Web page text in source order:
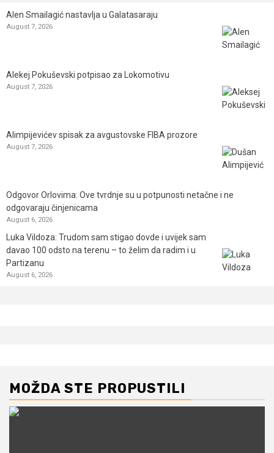
Alen Smailagić nastavlja u Galatasaraju
August 7, 2026
Alekej Pokuševski potpisao za Lokomotivu
August 7, 2026
Alimpijevićev spisak za avgustovske FIBA prozore
August 7, 2026
Odgovor Orlovima: ​Ove tvrdnje su u potpunosti netačne i ne
odgovaraju činjenicama
August 6, 2026
Luka Vildoza: Trudom sam stigao dovde i uvijek sam
davao 100 odsto na terenu – to želim da radim i u
Partizanu
August 6, 2026
MOŽDA STE PROPUSTILI